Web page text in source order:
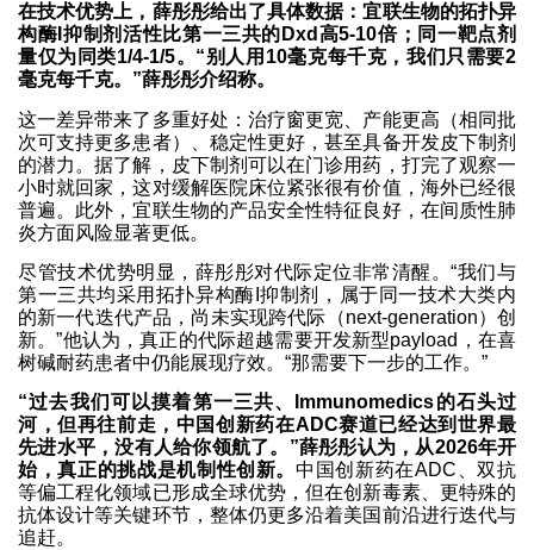
在技术优势上，薛彤彤给出了具体数据：宜联生物的拓扑异
构酶I抑制剂活性比第一三共的Dxd高5-10倍；同一靶点剂
量仅为同类1/4-1/5。“别人用10毫克每千克，我们只需要2
毫克每千克。”薛彤彤介绍称。
这一差异带来了多重好处：治疗窗更宽、产能更高（相同批
次可支持更多患者）、稳定性更好，甚至具备开发皮下制剂
的潜力。据了解，皮下制剂可以在门诊用药，打完了观察一
小时就回家，这对缓解医院床位紧张很有价值，海外已经很
普遍。此外，宜联生物的产品安全性特征良好，在间质性肺
炎方面风险显著更低。
尽管技术优势明显，薛彤彤对代际定位非常清醒。“我们与
第一三共均采用拓扑异构酶I抑制剂，属于同一技术大类内
的新一代迭代产品，尚未实现跨代际（next‑generation）创
新。”他认为，真正的代际超越需要开发新型payload，在喜
树碱耐药患者中仍能展现疗效。“那需要下一步的工作。”
“过去我们可以摸着第一三共、Immunomedics的石头过
河，但再往前走，中国创新药在ADC赛道已经达到世界最
先进水平，没有人给你领航了。”薛彤彤认为，从2026年开
始，真正的挑战是机制性创新。中国创新药在ADC、双抗
等偏工程化领域已形成全球优势，但在创新毒素、更特殊的
抗体设计等关键环节，整体仍更多沿着美国前沿进行迭代与
追赶。